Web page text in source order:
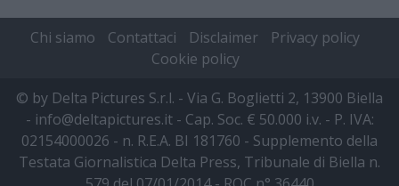
Chi siamo Contattaci Disclaimer
Privacy policy
Cookie policy
© by Delta Pictures S.r.l. - Via G. Boglietti 2, 13900 Biella
- info@deltapictures.it - Cap. Soc. € 50.000 i.v. - P. IVA:
02154000026 - n. R.E.A. BI 181760 - Supplemento della
Testata Giornalistica Delta Press, Tribunale di Biella n.